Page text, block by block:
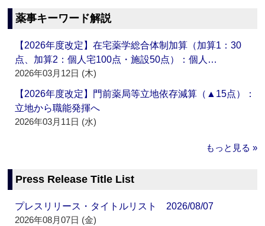
薬事キーワード解説
【2026年度改定】在宅薬学総合体制加算（加算1：30
点、加算2：個人宅100点・施設50点）：個人…
2026年03月12日 (木)
【2026年度改定】門前薬局等立地依存減算（▲15点）：
立地から職能発揮へ
2026年03月11日 (水)
もっと見る »
Press Release Title List
プレスリリース・タイトルリスト 2026/08/07
2026年08月07日 (金)